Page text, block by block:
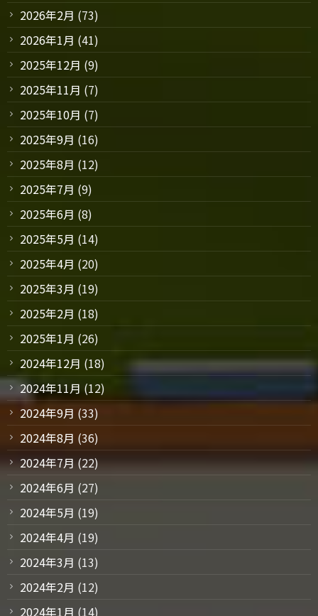
2026年2月 (73)
2026年1月 (41)
2025年12月 (9)
2025年11月 (7)
2025年10月 (7)
2025年9月 (16)
2025年8月 (12)
2025年7月 (9)
2025年6月 (8)
2025年5月 (14)
2025年4月 (20)
2025年3月 (19)
2025年2月 (18)
2025年1月 (26)
2024年12月 (18)
2024年11月 (12)
2024年9月 (33)
2024年8月 (36)
2024年7月 (22)
2024年6月 (27)
2024年5月 (19)
2024年4月 (19)
2024年3月 (13)
2024年2月 (12)
2024年1月 (14)